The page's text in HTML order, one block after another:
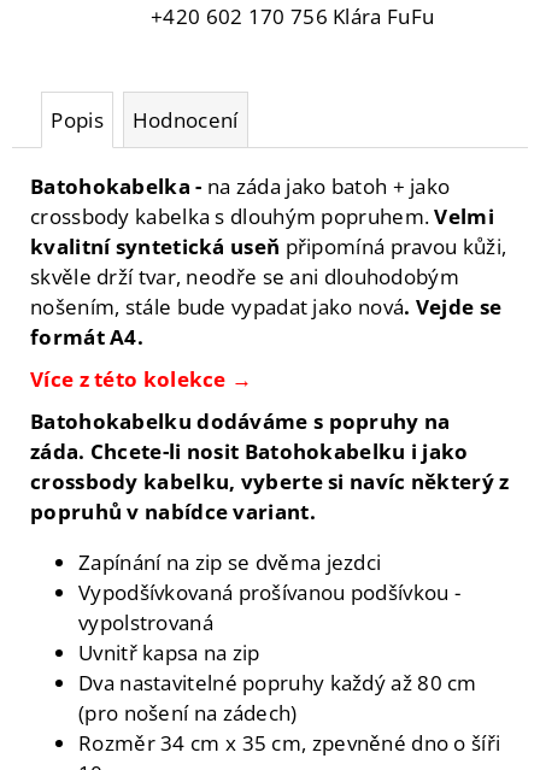
+420 602 170 756 Klára FuFu
Popis Hodnocení
Batohokabelka - na záda jako batoh + jako
crossbody kabelka s dlouhým popruhem.Velmi
kvalitní syntetická useň připomíná pravou kůži,
skvěle drží tvar, neodře se ani dlouhodobým
nošením, stále bude vypadat jako nová. Vejde se
formát A4.
Více z této kolekce →
Batohokabelku dodáváme s popruhy na
záda. Chcete-li nosit Batohokabelku i jako
crossbody kabelku, vyberte si navíc některý z
popruhů v nabídce variant.
Zapínání na zip se dvěma jezdci
Vypodšívkovaná prošívanou podšívkou -
vypolstrovaná
Uvnitř kapsa na zip
Dva nastavitelné popruhy každý až 80 cm
(pro nošení na zádech)
Rozměr 34 cm x 35 cm, zpevněné dno o šíři